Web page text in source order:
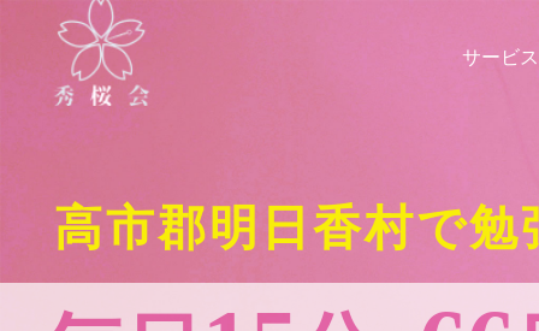
サービス
高市郡明日香村で